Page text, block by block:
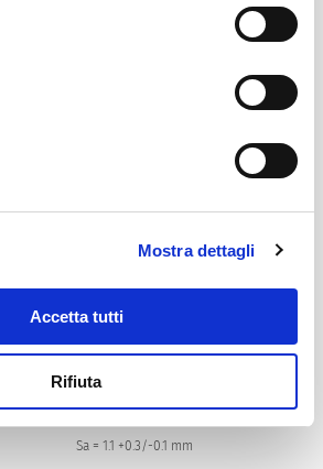
hanno alcuna influenza sui dati del
sono disponibili nella
Mostra dettagli
Accetta tutti
Rifiuta
0 °C to 40 °C, max. 70% r.h.
Variant Code, Lot no.
Fa = max. 50 N
Sa = 1.1 +0.3/-0.1 mm